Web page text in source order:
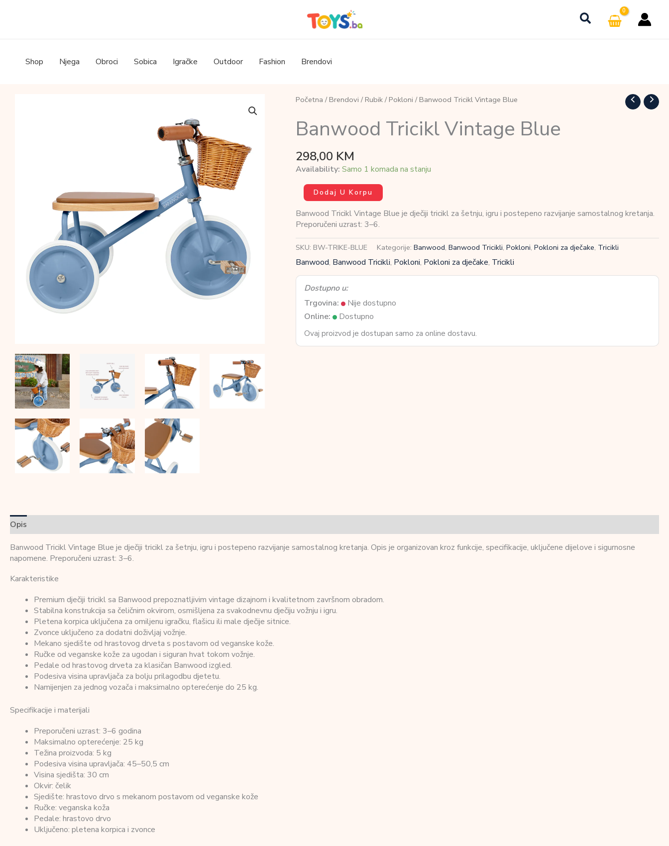
Shop Njega Obroci Sobica Igračke Outdoor Fashion Brendovi
Početna / Brendovi / Rubik/ Pokloni / Banwood Tricikl Vintage Blue
Banwood Tricikl Vintage Blue
298,00 KM
Availability: Samo 1 komada na stanju
Banwood
Tricikl
Vintage
Blue
Dodaj U Korpu
Banwood Tricikl Vintage Blue je dječiji tricikl za šetnju, igru i postepeno razvijanje samostalnog kretanja.
Preporučeni uzrast: 3–6.
SKU: BW-TRIKE-BLUE Kategorije: Banwood, Banwood Tricikli, Pokloni, Pokloni za dječake, Tricikli
Banwood, Banwood Tricikli, Pokloni, Pokloni za dječake, Tricikli
Dostupno u:
Trgovina:
Nije dostupno
Online:
Dostupno
Ovaj proizvod je dostupan samo za online dostavu.
Opis
Banwood Tricikl Vintage Blue je dječiji tricikl za šetnju, igru i postepeno razvijanje samostalnog kretanja. Opis je organizovan kroz funkcije, specifikacije, uključene dijelove i sigurnosne
napomene. Preporučeni uzrast: 3–6.
Karakteristike
Premium dječiji tricikl sa Banwood prepoznatljivim vintage dizajnom i kvalitetnom završnom obradom.
Stabilna konstrukcija sa čeličnim okvirom, osmišljena za svakodnevnu dječiju vožnju i igru.
Pletena korpica uključena za omiljenu igračku, flašicu ili male dječije sitnice.
Zvonce uključeno za dodatni doživljaj vožnje.
Mekano sjedište od hrastovog drveta s postavom od veganske kože.
Ručke od veganske kože za ugodan i siguran hvat tokom vožnje.
Pedale od hrastovog drveta za klasičan Banwood izgled.
Podesiva visina upravljača za bolju prilagodbu djetetu.
Namijenjen za jednog vozača i maksimalno opterećenje do 25 kg.
Specifikacije i materijali
Preporučeni uzrast: 3–6 godina
Maksimalno opterećenje: 25 kg
Težina proizvoda: 5 kg
Podesiva visina upravljača: 45–50,5 cm
Visina sjedišta: 30 cm
Okvir: čelik
Sjedište: hrastovo drvo s mekanom postavom od veganske kože
Ručke: veganska koža
Pedale: hrastovo drvo
Uključeno: pletena korpica i zvonce